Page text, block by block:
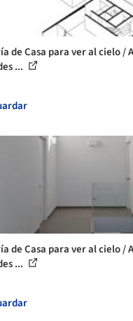
de Casa para ver al cielo /
...
de Casa para ver al cielo /
...